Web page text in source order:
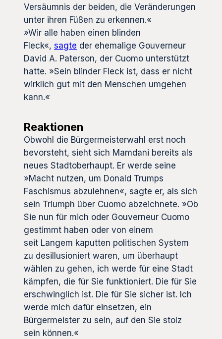
Versäumnis der beiden, die Veränderungen
unter ihren Füßen zu erkennen.«
»Wir alle haben einen blinden
Fleck«, sagte der ehemalige Gouverneur
David A. Paterson, der Cuomo unterstützt
hatte. »Sein blinder Fleck ist, dass er nicht
wirklich gut mit den Menschen umgehen
kann.«
Reaktionen
Obwohl die Bürgermeisterwahl erst noch
bevorsteht, sieht sich Mamdani bereits als
neues Stadtoberhaupt. Er werde seine
»Macht nutzen, um Donald Trumps
Faschismus abzulehnen«, sagte er, als sich
sein Triumph über Cuomo abzeichnete. »Ob
Sie nun für mich oder Gouverneur Cuomo
gestimmt haben oder von einem
seit Langem kaputten politischen System
zu desillusioniert waren, um überhaupt
wählen zu gehen, ich werde für eine Stadt
kämpfen, die für Sie funktioniert. Die für Sie
erschwinglich ist. Die für Sie sicher ist. Ich
werde mich dafür einsetzen, ein
Bürgermeister zu sein, auf den Sie stolz
sein können.«